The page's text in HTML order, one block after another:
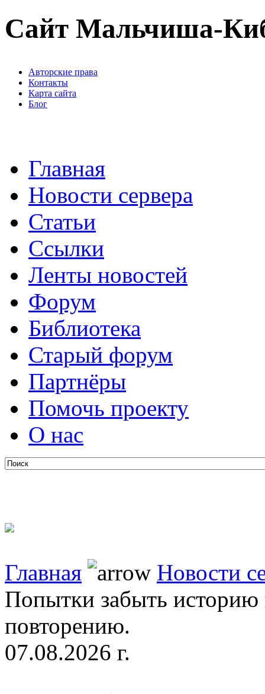
Сайт Мальчиша-
Авторские права
Контакты
Карта сайта
Блог
Главная
Новости сервера
Статьи
Ссылки
Ленты новостей
Форум
Библиотека
Старый форум
Партнёры
Помочь проекту
О нас
Главная
Новости
Попытки забыть историю
повторению.
07.08.2026 г.